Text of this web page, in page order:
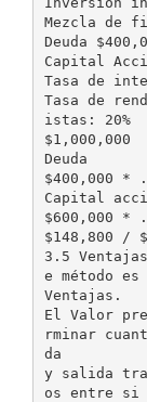
Mezcla de
Deuda
Capital
Tasa de
Tasa de
istas: 20%
$1,000,000
Deuda
$400,000 *
Capital
$600,000 *
$148,800 /
3.5
e método es
Ventajas.
El Valor
rminar
da
y salida
os entre si